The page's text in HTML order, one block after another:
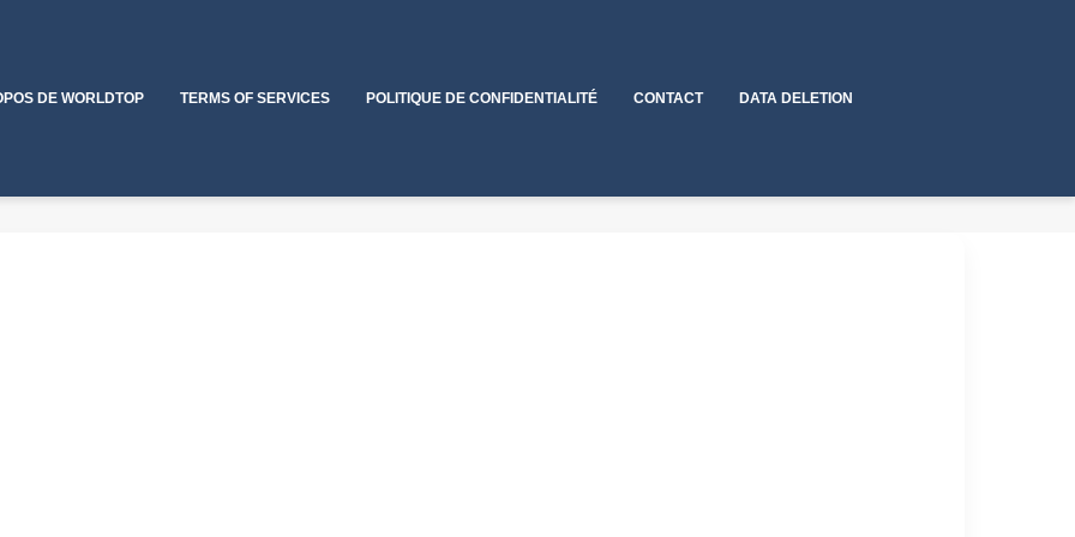
DE WORLDTOP TERMS OF SERVICES POLITIQUE DE CONFIDENTIALITÉ CONTACT DATA DELETION